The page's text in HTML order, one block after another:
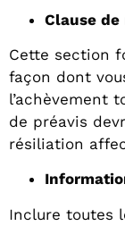
Clause
Cette section
façon dont
l’achèvement
de préavis
résiliation
Inclure toutes